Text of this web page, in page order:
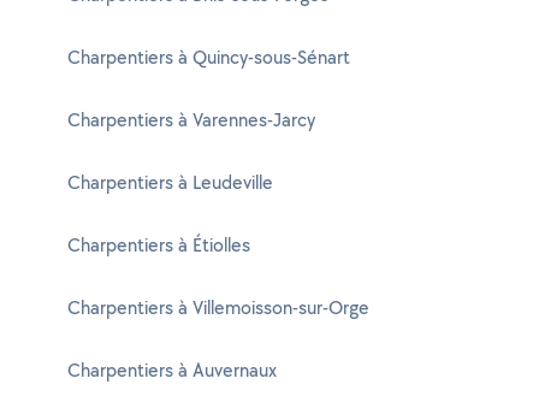
Charpentiers à Quincy-sous-Sénart
Charpentiers à Varennes-Jarcy
Charpentiers à Leudeville
Charpentiers à Étiolles
Charpentiers à Villemoisson-sur-Orge
Charpentiers à Auvernaux